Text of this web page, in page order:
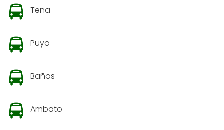
Tena
Puyo
Baños
Ambato